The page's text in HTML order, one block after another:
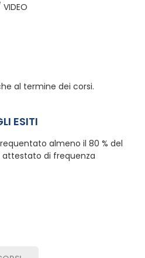
al termine dei corsi.
ESITI
almeno il 80 % del
attestato di frequenza